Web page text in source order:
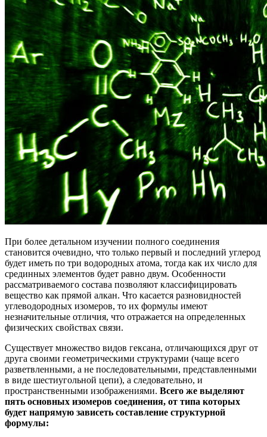
При более детальном изучении полного соединения
становится очевидно, что только первый и последний углерод
будет иметь по три водородных атома, тогда как их число для
срединных элементов будет равно двум. Особенности
рассматриваемого состава позволяют классифицировать
вещество как прямой алкан. Что касается разновидностей
углеводородных изомеров, то их формулы имеют
незначительные отличия, что отражается на определенных
физических свойствах связи.
Существует множество видов гексана, отличающихся друг от
друга своими геометрическими структурами (чаще всего
разветвленными, а не последовательными, представленными
в виде шестиугольной цепи), а следовательно, и
пространственными изображениями. Всего же выделяют
пять основных изомеров соединения, от типа которых
будет напрямую зависеть составление структурной
формулы: